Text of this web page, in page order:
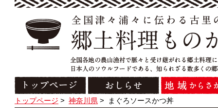
トップページ > 神奈川県 > まぐろソースかつ丼